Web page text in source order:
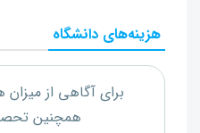
هزینه‌های دانشگاه
برای آگاهی از میزان
همچنین